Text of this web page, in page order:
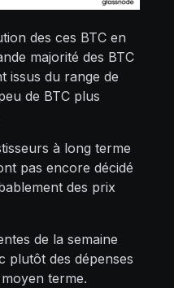
des ces BTC en
majorité des BTC
issus du range de
de BTC plus
à long terme
pas encore décidé
des prix
de la semaine
plutôt des dépenses
terme.